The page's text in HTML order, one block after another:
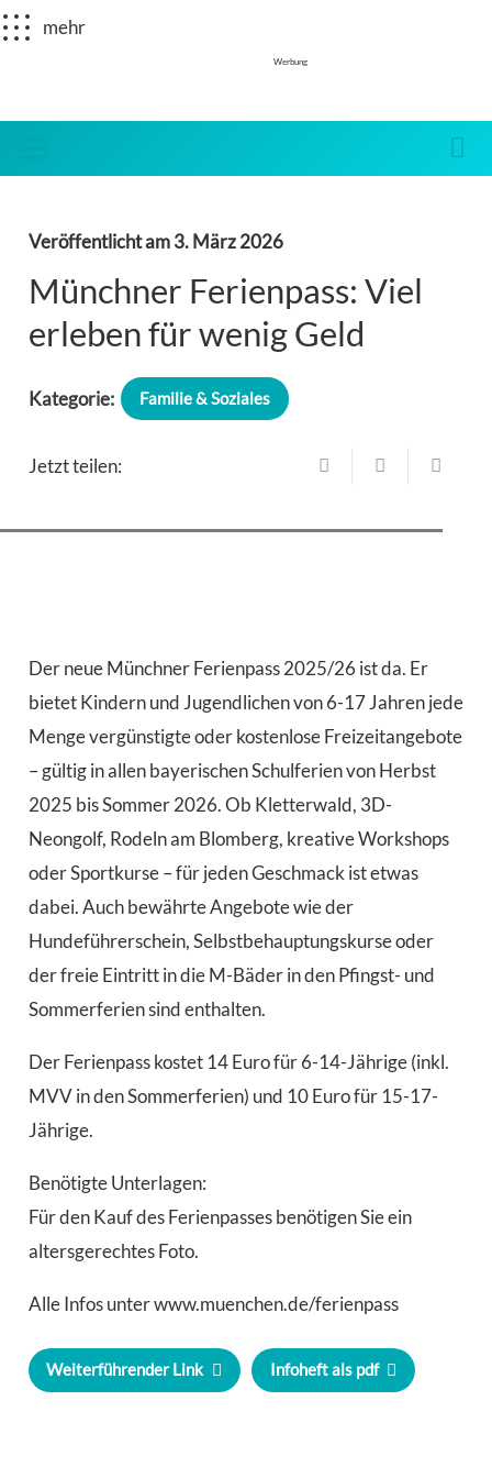
mehr
Werbung
Veröffentlicht am3. März 2026
Münchner Ferienpass: Viel
erleben für wenig Geld
Kategorie: Familie & Soziales
Jetzt teilen:
Der neue Münchner Ferienpass 2025/26 ist da. Er
bietet Kindern und Jugendlichen von 6-17 Jahren jede
Menge vergünstigte oder kostenlose Freizeitangebote
– gültig in allen bayerischen Schulferien von Herbst
2025 bis Sommer 2026. Ob Kletterwald, 3D-
Neongolf, Rodeln am Blomberg, kreative Workshops
oder Sportkurse – für jeden Geschmack ist etwas
dabei. Auch bewährte Angebote wie der
Hundeführerschein, Selbstbehauptungskurse oder
der freie Eintritt in die M-Bäder in den Pfingst- und
Sommerferien sind enthalten.
Der Ferienpass kostet 14 Euro für 6-14-Jährige (inkl.
MVV in den Sommerferien) und 10 Euro für 15-17-
Jährige.
Benötigte Unterlagen:
Für den Kauf des Ferienpasses benötigen Sie ein
altersgerechtes Foto.
Alle Infos unter www.muenchen.de/ferienpass
Weiterführender Link Infoheft als pdf